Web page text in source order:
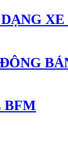
BFM